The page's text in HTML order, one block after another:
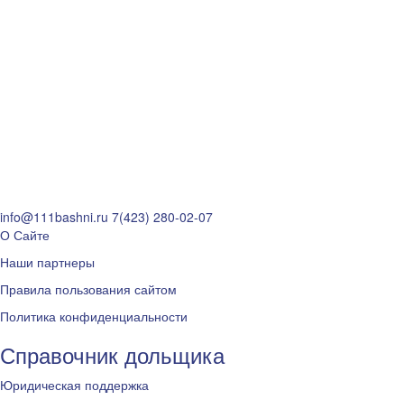
info@111bashni.ru 7(423) 280-02-07
О Сайте
Наши партнеры
Правила пользования сайтом
Политика конфиденциальности
Справочник дольщика
Юридическая поддержка